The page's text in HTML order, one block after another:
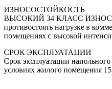
ИЗНОСОСТОЙКОСТЬ
ВЫСОКИЙ 34 КЛАСС
противостоять нагрузке в
помещениях с высокой
СРОК ЭКСПЛУАТАЦИИ
Срок эксплуатации
условиях жилого помещения